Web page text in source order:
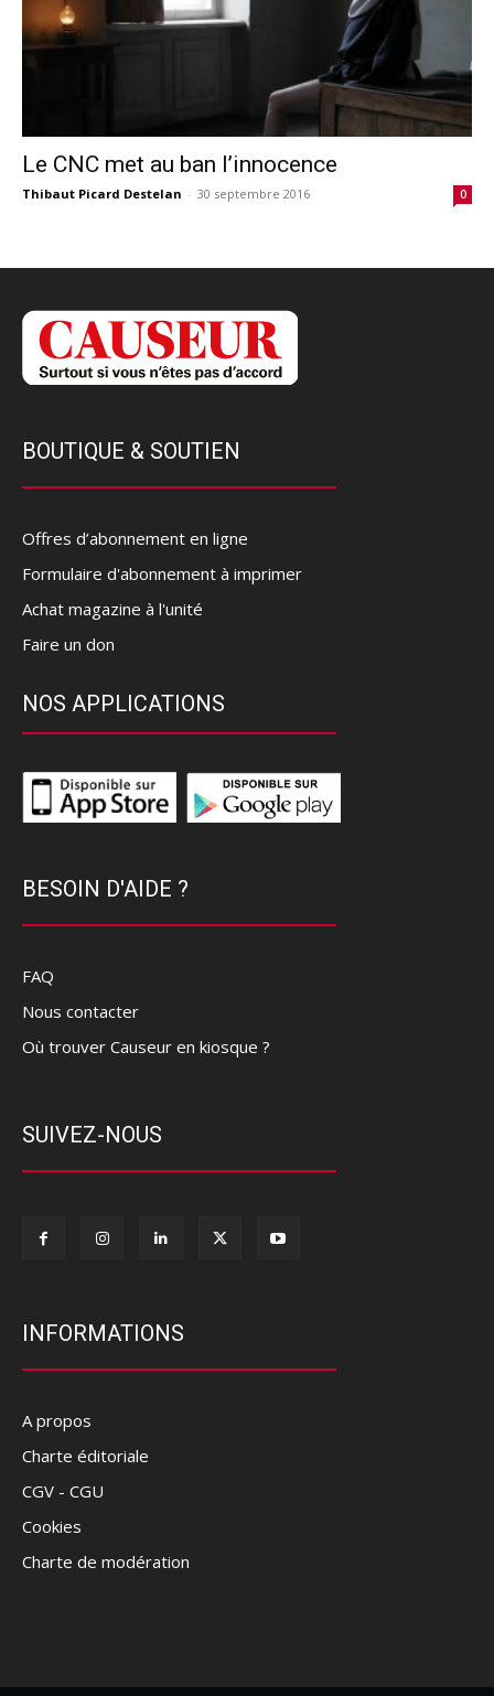
Le CNC met au ban l’innocence
Thibaut Picard Destelan - 30 septembre 2016 0
BOUTIQUE & SOUTIEN
Offres d’abonnement en ligne
Formulaire d'abonnement à imprimer
Achat magazine à l'unité
Faire un don
NOS APPLICATIONS
BESOIN D'AIDE ?
FAQ
Nous contacter
Où trouver Causeur en kiosque ?
SUIVEZ-NOUS
INFORMATIONS
A propos
Charte éditoriale
CGV - CGU
Cookies
Charte de modération